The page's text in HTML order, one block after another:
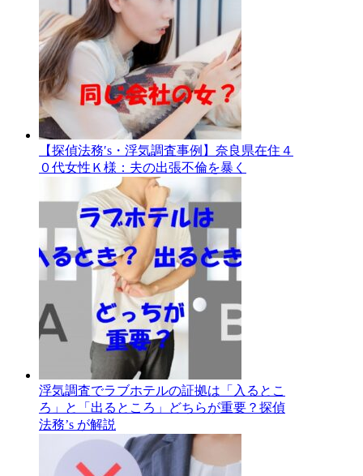
【探偵法務′s・浮気調査事例】奈良県在住４
０代女性Ｋ様：夫の出張不倫を暴く
浮気調査でラブホテルの証拠は「入るとこ
ろ」と「出るところ」どちらが重要？探偵
法務’s が解説